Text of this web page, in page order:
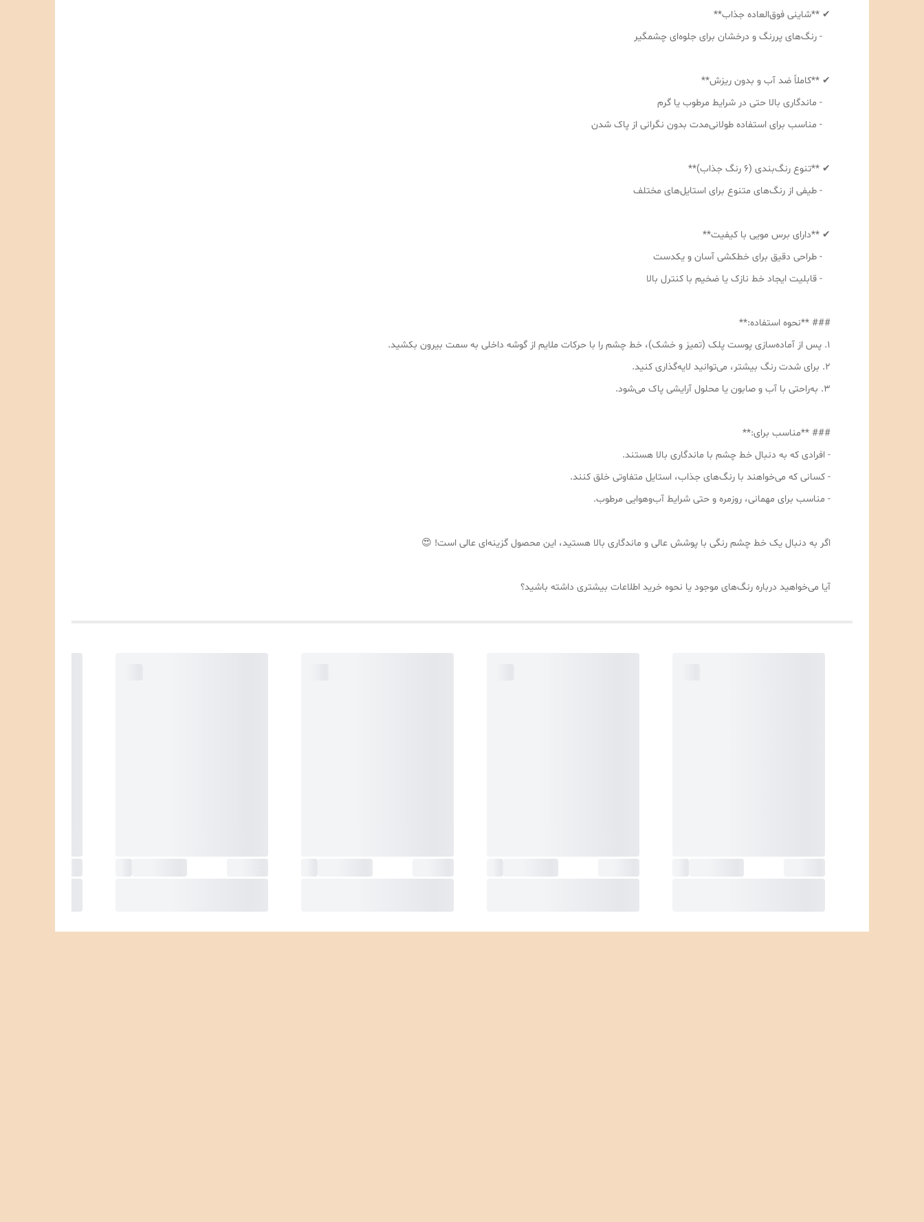
✔ **شاینی فوق‌العاده جذاب**
- رنگ‌های پررنگ و درخشان برای جلوه‌ای چشمگیر
✔ **کاملاً ضد آب و بدون ریزش**
- ماندگاری بالا حتی در شرایط مرطوب یا گرم
- مناسب برای استفاده طولانی‌مدت بدون نگرانی از پاک شدن
✔ **تنوع رنگ‌بندی (۶ رنگ جذاب)**
- طیفی از رنگ‌های متنوع برای استایل‌های مختلف
✔ **دارای برس مویی با کیفیت**
- طراحی دقیق برای خطکشی آسان و یکدست
- قابلیت ایجاد خط نازک یا ضخیم با کنترل بالا
### **نحوه استفاده:**
۱. پس از آماده‌سازی پوست پلک (تمیز و خشک)، خط چشم را با حرکات ملایم از گوشه داخلی به سمت بیرون بکشید.
۲. برای شدت رنگ بیشتر، می‌توانید لایه‌گذاری کنید.
۳. به‌راحتی با آب و صابون یا محلول آرایشی پاک می‌شود.
### **مناسب برای:**
- افرادی که به دنبال خط چشم با ماندگاری بالا هستند.
- کسانی که می‌خواهند با رنگ‌های جذاب، استایل متفاوتی خلق کنند.
- مناسب برای مهمانی، روزمره و حتی شرایط آب‌وهوایی مرطوب.
اگر به دنبال یک خط چشم رنگی با پوشش عالی و ماندگاری بالا هستید، این محصول گزینه‌ای عالی است! 😍
آیا می‌خواهید درباره رنگ‌های موجود یا نحوه خرید اطلاعات بیشتری داشته باشید؟